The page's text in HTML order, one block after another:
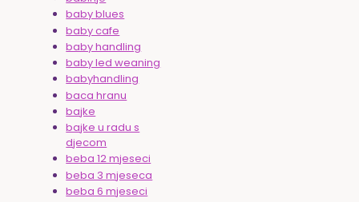
baby blues
baby cafe
baby handling
baby led weaning
babyhandling
baca hranu
bajke
bajke u radu s
djecom
beba 12 mjeseci
beba 3 mjeseca
beba 6 mjeseci